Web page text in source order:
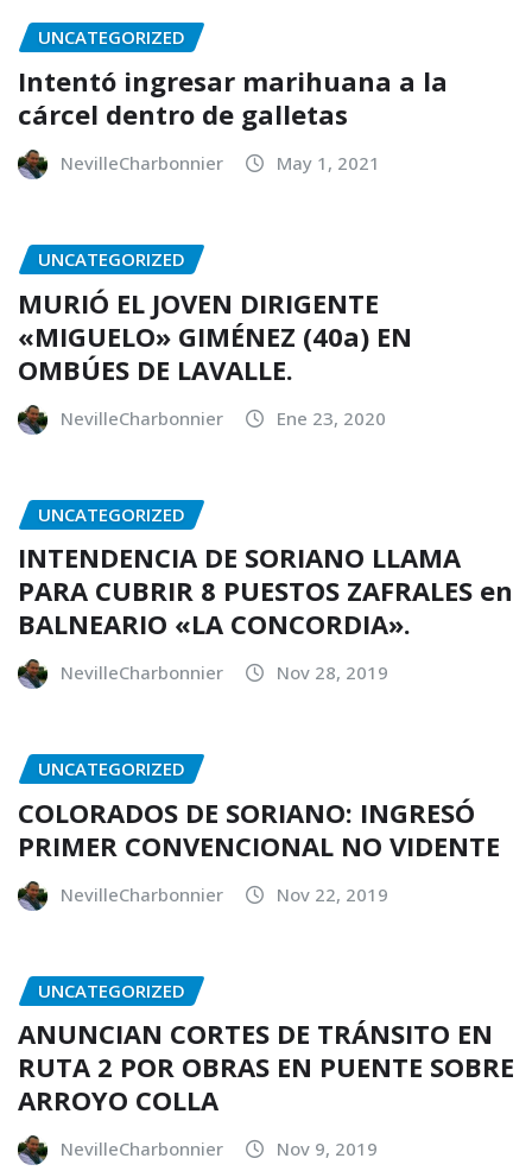
UNCATEGORIZED
Intentó ingresar marihuana a la
cárcel dentro de galletas
NevilleCharbonnier May 1, 2021
UNCATEGORIZED
MURIÓ EL JOVEN DIRIGENTE
«MIGUELO» GIMÉNEZ (40a) EN
OMBÚES DE LAVALLE.
NevilleCharbonnier Ene 23, 2020
UNCATEGORIZED
INTENDENCIA DE SORIANO LLAMA
PARA CUBRIR 8 PUESTOS ZAFRALES en
BALNEARIO «LA CONCORDIA».
NevilleCharbonnier Nov 28, 2019
UNCATEGORIZED
COLORADOS DE SORIANO: INGRESÓ
PRIMER CONVENCIONAL NO VIDENTE
NevilleCharbonnier Nov 22, 2019
UNCATEGORIZED
ANUNCIAN CORTES DE TRÁNSITO EN
RUTA 2 POR OBRAS EN PUENTE SOBRE
ARROYO COLLA
NevilleCharbonnier Nov 9, 2019